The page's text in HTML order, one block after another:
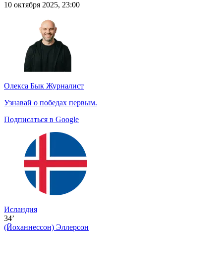
10 октября 2025, 23:00
Олекса Бык Журналист
Узнавай о победах первым.
Подписаться в Google
Исландия
34’
(Йоханнессон) Эллерсон